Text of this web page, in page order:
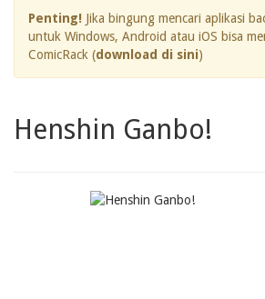
Penting! Jika bingung mencari aplikasi
untuk Windows, Android atau iOS bisa
ComicRack (download di sini)
Henshin Ganbo!